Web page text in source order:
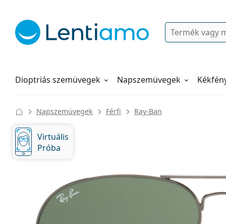
Keresés
Folyadékok
Dioptriás szemüvegek Napszemüvegek
Hogyan rendeljen
Napszemüvegek Férfi Ray-Ban
Virtuális
Próba